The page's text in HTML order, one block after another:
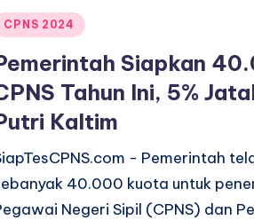
CPNS 2024
Siapkan
Tahun Ini, 5%
Kaltim
- Pemerintah
40.000 kuota untuk
Negeri Sipil (CPNS) dan